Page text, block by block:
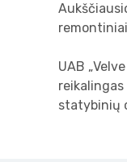
UAB
statybinių